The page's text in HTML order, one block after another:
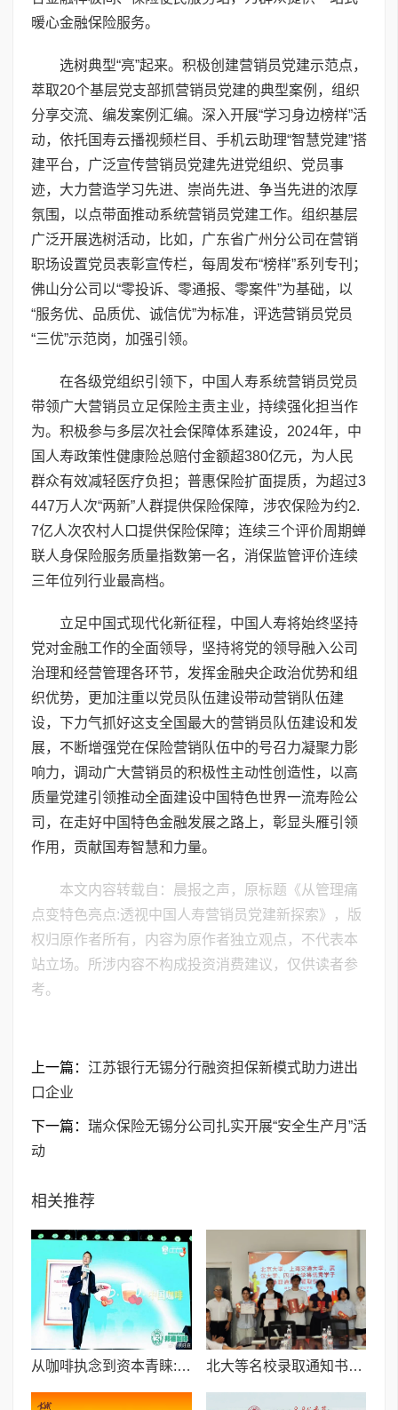
暖心金融保险服务。
选树典型“亮”起来。积极创建营销员党建示范点，
萃取20个基层党支部抓营销员党建的典型案例，组织
分享交流、编发案例汇编。深入开展“学习身边榜样”活
动，依托国寿云播视频栏目、手机云助理“智慧党建”搭
建平台，广泛宣传营销员党建先进党组织、党员事
迹，大力营造学习先进、崇尚先进、争当先进的浓厚
氛围，以点带面推动系统营销员党建工作。组织基层
广泛开展选树活动，比如，广东省广州分公司在营销
职场设置党员表彰宣传栏，每周发布“榜样”系列专刊；
佛山分公司以“零投诉、零通报、零案件”为基础，以
“服务优、品质优、诚信优”为标准，评选营销员党员
“三优”示范岗，加强引领。
在各级党组织引领下，中国人寿系统营销员党员
带领广大营销员立足保险主责主业，持续强化担当作
为。积极参与多层次社会保障体系建设，2024年，中
国人寿政策性健康险总赔付金额超380亿元，为人民
群众有效减轻医疗负担；普惠保险扩面提质，为超过3
447万人次“两新”人群提供保险保障，涉农保险为约2.
7亿人次农村人口提供保险保障；连续三个评价周期蝉
联人身保险服务质量指数第一名，消保监管评价连续
三年位列行业最高档。
立足中国式现代化新征程，中国人寿将始终坚持
党对金融工作的全面领导，坚持将党的领导融入公司
治理和经营管理各环节，发挥金融央企政治优势和组
织优势，更加注重以党员队伍建设带动营销队伍建
设，下力气抓好这支全国最大的营销员队伍建设和发
展，不断增强党在保险营销队伍中的号召力凝聚力影
响力，调动广大营销员的积极性主动性创造性，以高
质量党建引领推动全面建设中国特色世界一流寿险公
司，在走好中国特色金融发展之路上，彰显头雁引领
作用，贡献国寿智慧和力量。
本文内容转载自：晨报之声，原标题《从管理痛
点变特色亮点:透视中国人寿营销员党建新探索》，版
权归原作者所有，内容为原作者独立观点，不代表本
站立场。所涉内容不构成投资消费建议，仅供读者参
考。
上一篇： 江苏银行无锡分行融资担保新模式助力进出
口企业
下一篇： 瑞众保险无锡分公司扎实开展“安全生产月”活
动
相关推荐
从咖啡执念到资本青睐:邦德咖啡创始人的差异化破局之路 北大等名校录取通知书送达仪式在喀什市特区实验学校暖心举行